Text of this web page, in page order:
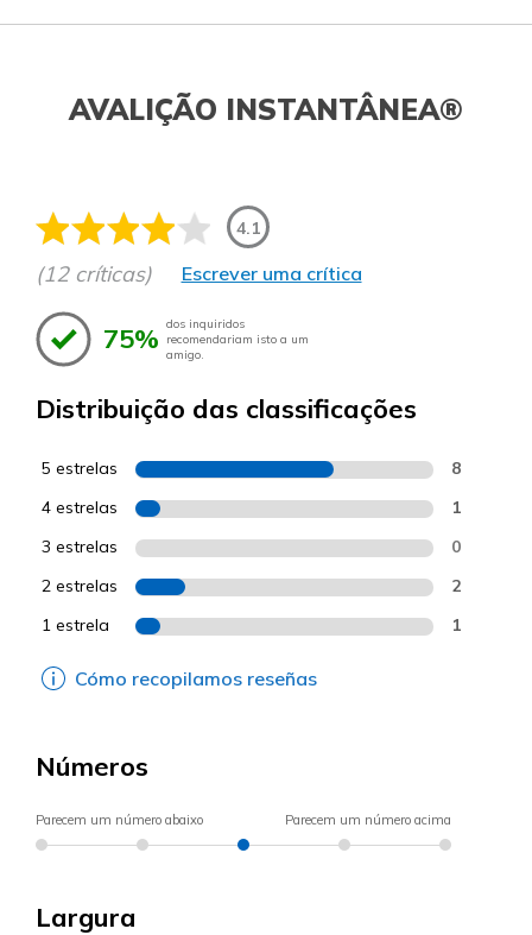
AVALIÇÃO INSTANTÂNEA®
4.1
(12 críticas) Escrever uma crítica
75% dos inquiridos
recomendariam isto a um
amigo.
Distribuição das classificações
5 estrelas 8
4 estrelas 1
3 estrelas 0
2 estrelas 2
1 estrela 1
Cómo recopilamos reseñas
Números
Parecem um número abaixo Parecem um número acima
Largura